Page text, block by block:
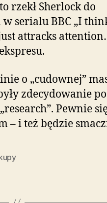
rzekł Sherlock do
serialu BBC „I
attracks
o „cudownej”
zdecydowanie
Pewnie
– i też będzie